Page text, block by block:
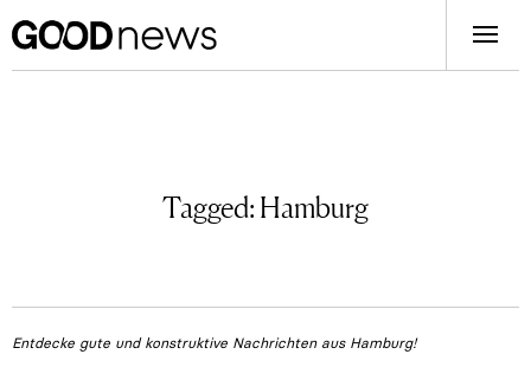
Tagged:Hamburg
Entdecke gute und konstruktive Nachrichten aus Hamburg!